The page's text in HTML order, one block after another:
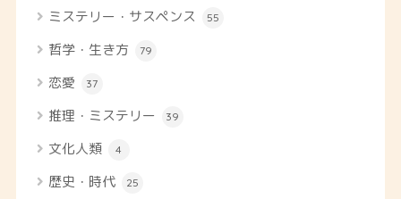
ミステリー・サスペンス 55
哲学・生き方 79
恋愛 37
推理・ミステリー 39
文化人類 4
歴史・時代 25